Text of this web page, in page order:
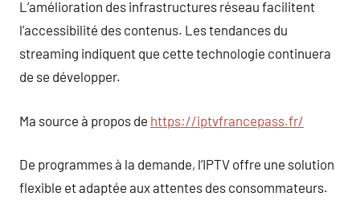
L’amélioration des infrastructures réseau facilitent
l’accessibilité des contenus. Les tendances du
streaming indiquent que cette technologie continuera
de se développer.
Ma source à propos de https://iptvfrancepass.fr/
De programmes à la demande, l’IPTV offre une solution
flexible et adaptée aux attentes des consommateurs.